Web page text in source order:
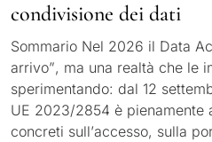
condivisione dei dati
Sommario Nel 2026 il Data
arrivo”, ma una realtà che le
sperimentando: dal 12
UE 2023/2854 è
concreti sull’accesso, sulla